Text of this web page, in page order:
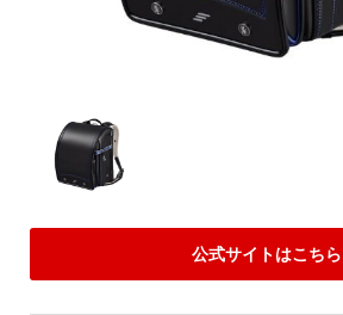
公式サイトはこちら